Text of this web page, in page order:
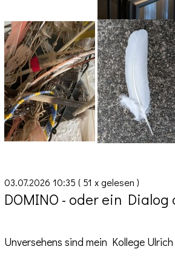
03.07.2026 10:35 ( 51 x gelesen )
DOMINO - oder ein Dialog
Unversehens sind mein Kollege